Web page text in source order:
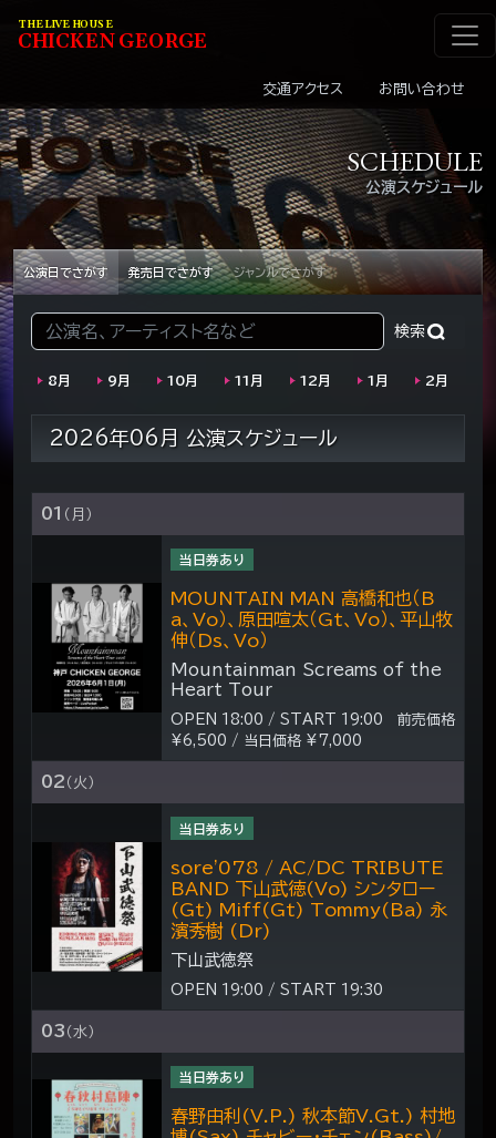
メインナビゲーショ
THE LIVE HOUSE
CHICKENGEORGE
交通アクセス お問い合わせ
公演スケジュール
SCHEDULE
公演日でさがす 発売日でさがす ジャンルでさがす
検索:
8月 9月 10月 11月 12月 1月 2月
2026年06月 公演スケジュール
01 （月）
当日券あり
Mountainman Screams of the
Heart Tour
MOUNTAIN MAN 高橋和也（B
a、Vo）、原田喧太（Gt、Vo）、平山牧
伸（Ds、Vo）
OPEN 18:00 / START 19:00 前売価格
¥6,500 / 当日価格 ¥7,000
02 （火）
当日券あり
下山武徳祭
sore'078 / AC/DC TRIBUTE
BAND 下山武徳(Vo) シンタロー
(Gt) Miff(Gt) Tommy(Ba) 永
濱秀樹 (Dr)
OPEN 19:00 / START 19:30
03 （水）
当日券あり
春野由利(V.P.) 秋本節V.Gt.) 村地